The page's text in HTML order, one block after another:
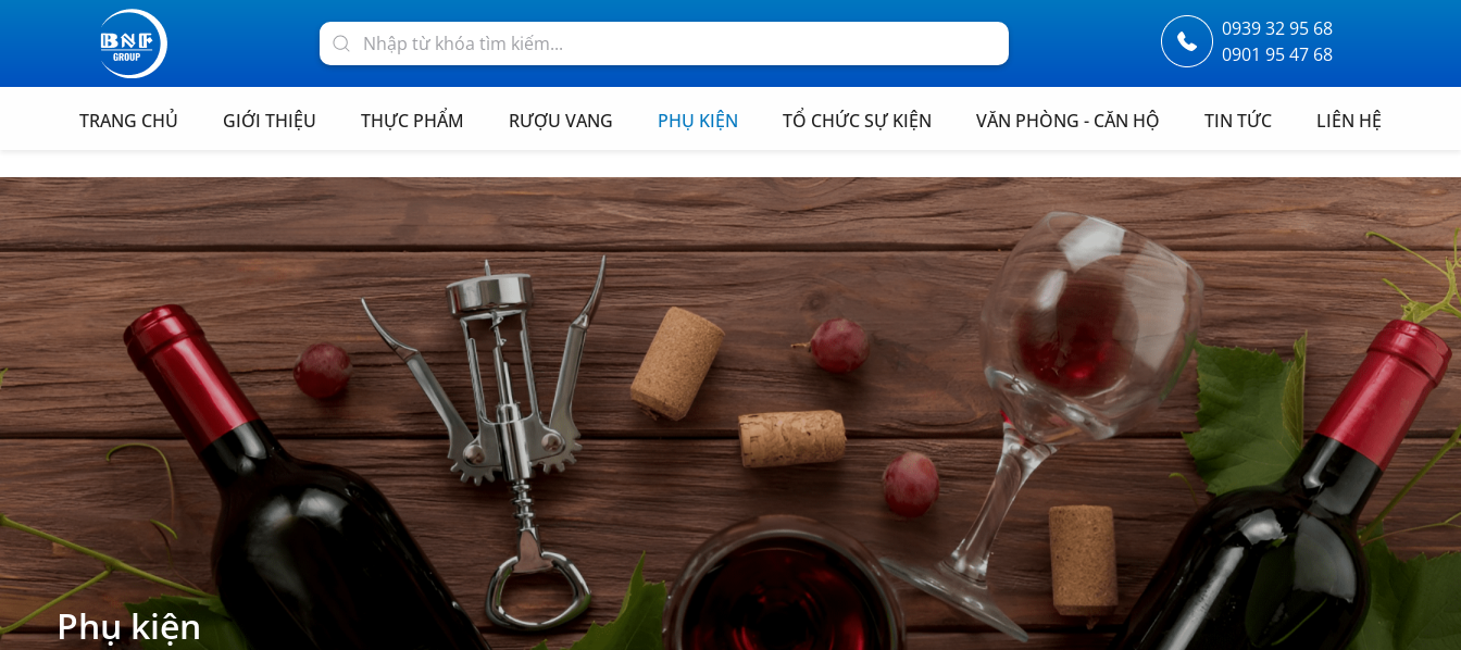
0939 32 95 68
0901 95 47 68
TRANG CHỦ GIỚI THIỆU THỰC PHẨM RƯỢU VANG PHỤ KIỆN TỔ CHỨC SỰ KIỆN VĂN PHÒNG - CĂN HỘ TIN TỨC LIÊN HỆ
Phụ kiện